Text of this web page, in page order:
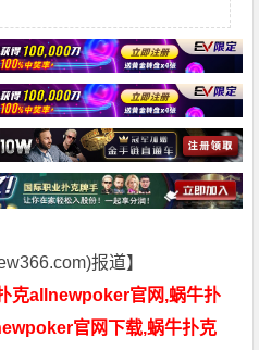
报道】
克allnewpoker官网,蜗牛扑
官网下载,蜗牛扑克